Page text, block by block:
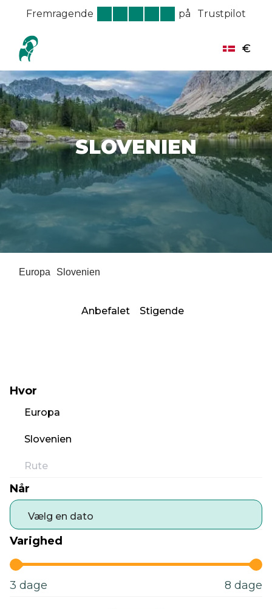
Fremragende på Trustpilot
€
SLOVENIEN
Europa Slovenien
Anbefalet Stigende
Hvor
Europa
Slovenien
Rute
Når
Vælg en dato
Varighed
3 dage 8 dage